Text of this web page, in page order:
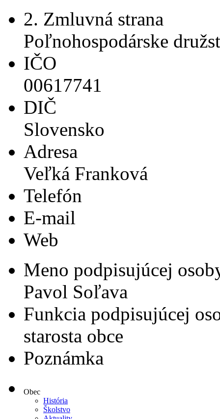
2. Zmluvná strana
Poľnohospodárske
IČO
00617741
DIČ
Slovensko
Adresa
Veľká Franková
Telefón
E-mail
Web
Meno podpisujúcej
Pavol Soľava
Funkcia podpisujúcej
starosta obce
Poznámka
Obec
História
Školstvo